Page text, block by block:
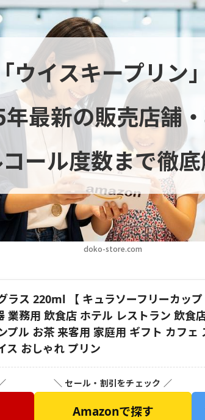
doko-store.com
ウイスキープリン
最新の販売店舗
ール度数まで徹
ラス 220ml 【 キュラソーフリーカッ
業務用 飲食店 ホテル レストラン 飲食
プル お茶 来客用 家庭用 ギフト カフェ
ス おしゃれ プリン
＼ セール・割引をチェック ／
Amazonで探す